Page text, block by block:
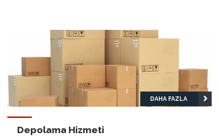
DAHA FAZLA
Depolama Hizmeti